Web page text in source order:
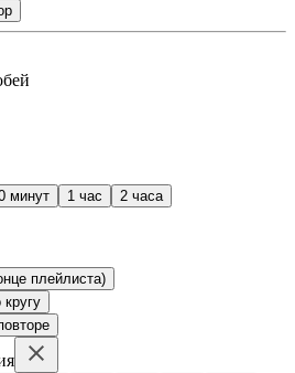
минут 1 час
2 часа
плейлиста)